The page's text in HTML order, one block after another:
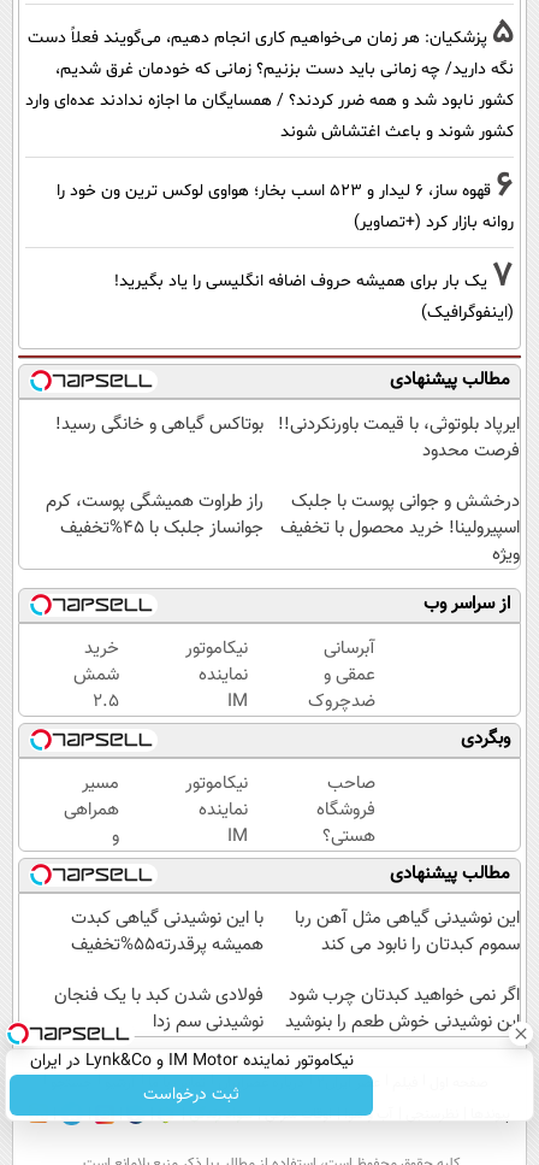
5 پزشکیان: هر زمان می‌خواهیم کاری انجام دهیم، می‌گویند فعلاً دست
نگه دارید/ چه زمانی باید دست بزنیم؟ زمانی که خودمان غرق شدیم،
کشور نابود شد و همه ضرر کردند؟ / همسایگان ما اجازه ندادند عده‌ای وارد
کشور شوند و باعث اغتشاش شوند
6
قهوه ساز، 6 لیدار و 523 اسب بخار؛ هواوی لوکس ترین ون خود را
روانه بازار کرد (+تصاویر)
7 یک بار برای همیشه حروف اضافه انگلیسی را یاد بگیرید!
(اینفوگرافیک)
مطالب پیشنهادی
ایرپاد بلوتوثی، با قیمت باورنکردنی!!
فرصت محدود
بوتاکس گیاهی و خانگی رسید!
درخشش و جوانی پوست با جلبک
اسپیرولینا! خرید محصول با تخفیف
ویژه
راز طراوت همیشگی پوست، کرم
جوانساز جلبک با 45%تخفیف
از سراسر وب
آبرسانی
عمقی و
ضدچروک
قوی
گیاهی
بدون
عوارض!!
(تخفیف
تا امشب)
نیکاموتور
نماینده
IM
Motor و
Lynk&Co
در ایران
خرید
شمش
2.5
گرمی
از
طلاسی
😍
وبگردی
صاحب
فروشگاه
هستی؟
وام تا ۳
میلیارد
تومان
بگیر
نیکاموتور
نماینده
IM
Motor و
Lynk&Co
در ایران
مسیر
همراهی
و
گزارش
عملکرد
گروه
اسنپ
۱۴۰۴
مطالب پیشنهادی
این نوشیدنی گیاهی مثل آهن ربا
سموم کبدتان را نابود می کند
با این نوشیدنی گیاهی کبدت
همیشه پرقدرته55%تخفیف
اگر نمی خواهید کبدتان چرب شود
این نوشیدنی خوش طعم را بنوشید
فولادی شدن کبد با یک فنجان
نوشیدنی سم زدا
نیکاموتور نماینده IM Motor و Lynk&Co در ایران
ثبت درخواست
عصر ایران۲ درباره عصرایران تماس با ما
آب و هوا اوقات شرعی سواد زندگی